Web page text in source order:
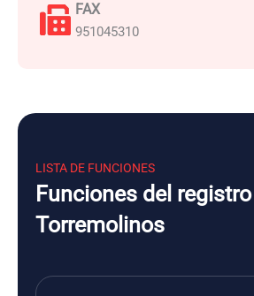
FAX
951045310
LISTA DE FUNCIONES
Funciones del
Torremolinos